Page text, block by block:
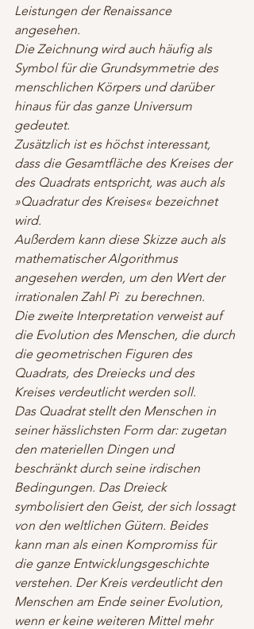
Leistungen der Renaissance
angesehen.
Die Zeichnung wird auch häufig als
Symbol für die Grundsymmetrie des
menschlichen Körpers und darüber
hinaus für das ganze Universum
gedeutet.
Zusätzlich ist es höchst interessant,
dass die Gesamtfläche des Kreises der
des Quadrats entspricht, was auch als
»Quadratur des Kreises« bezeichnet
wird.
Außerdem kann diese Skizze auch als
mathematischer Algorithmus
angesehen werden, um den Wert der
irrationalen Zahl Pi  zu berechnen.
Die zweite Interpretation verweist auf
die Evolution des Menschen, die durch
die geometrischen Figuren des
Quadrats, des Dreiecks und des
Kreises verdeutlicht werden soll.
Das Quadrat stellt den Menschen in
seiner hässlichsten Form dar: zugetan
den materiellen Dingen und
beschränkt durch seine irdischen
Bedingungen. Das Dreieck
symbolisiert den Geist, der sich lossagt
von den weltlichen Gütern. Beides
kann man als einen Kompromiss für
die ganze Entwicklungsgeschichte
verstehen. Der Kreis verdeutlicht den
Menschen am Ende seiner Evolution,
wenn er keine weiteren Mittel mehr